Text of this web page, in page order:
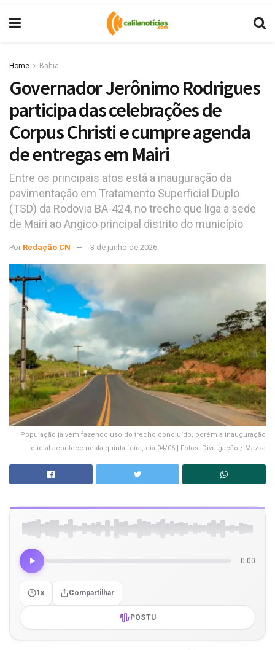
Home Bahia
Governador Jerônimo Rodrigues
participa das celebrações de
Corpus Christi e cumpre agenda
de entregas em Mairi
Entre os principais atos está a inauguração da
pavimentação em Tratamento Superficial Duplo
(TSD) da Rodovia BA-424, no trecho que liga a sede
de Mairi ao Angico principal distrito do município
Por Redação CN 3 de junho de 2026
População ja vem fazendo uso do trecho concluído, porém a inauguração
oficial acontece nesta quinta-feira, dia 04/06 | Fotos: Divulgação / Mazza
0:00
1x Compartilhar
POSTU